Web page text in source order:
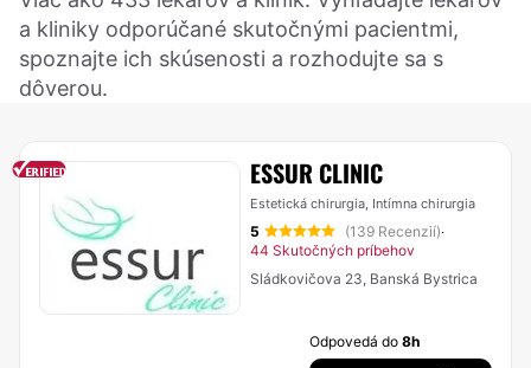
a kliniky odporúčané skutočnými pacientmi,
spoznajte ich skúsenosti a rozhodujte sa s
dôverou.
ESSUR CLINIC
Estetická chirurgia, Intímna chirurgia
5 (139 Recenzií)·
44 Skutočných príbehov
Sládkovičova 23, Banská Bystrica
Odpovedá do8h